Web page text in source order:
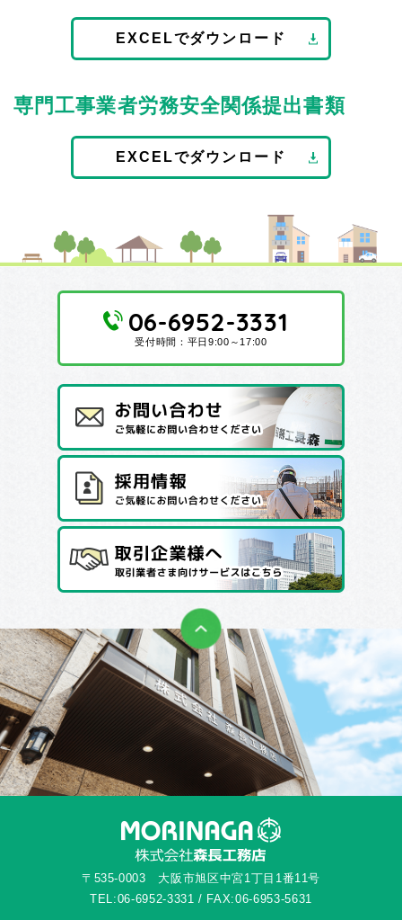
EXCELでダウンロード
専門工事業者労務安全関係提出書類
EXCELでダウンロード
06-6952-3331
受付時間：平日9:00～17:00
〒535-0003 大阪市旭区中宮1丁目1番11号
TEL:06-6952-3331 / FAX:06-6953-5631